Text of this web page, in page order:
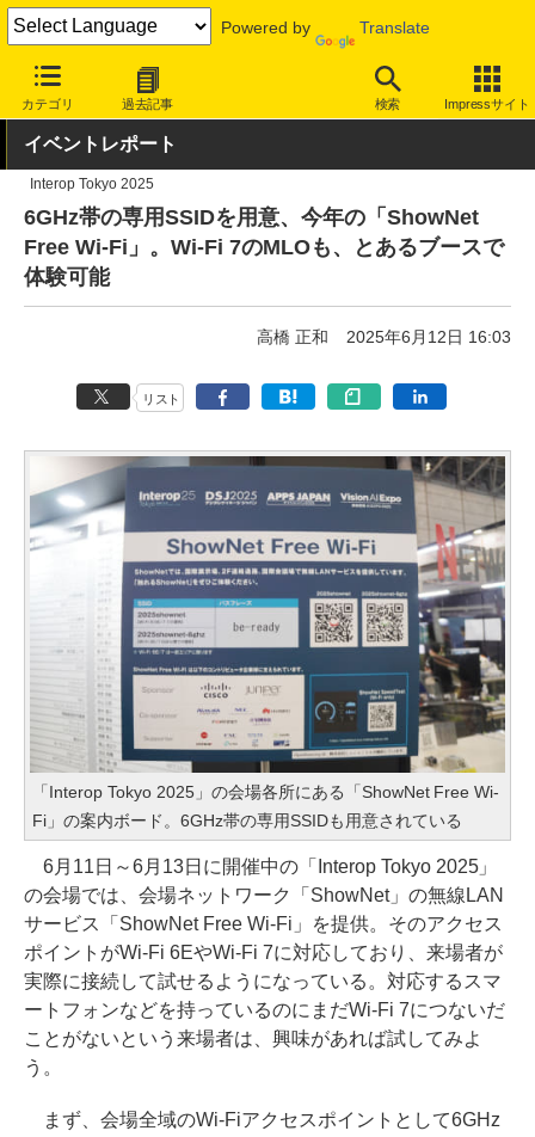
Powered by Translate
カテゴリ 過去記事 検索 Impressサイト
INTERNET Watch イベント Tokyo 2025
イベントレポート
Interop Tokyo 2025
6GHz帯の専用SSIDを用意、今年の「ShowNet
Free Wi-Fi」。Wi-Fi 7のMLOも、とあるブースで
体験可能
高橋 正和 2025年6月12日 16:03
リスト
「Interop Tokyo 2025」の会場各所にある「ShowNet Free Wi-
Fi」の案内ボード。6GHz帯の専用SSIDも用意されている
6月11日～6月13日に開催中の「Interop Tokyo 2025」
の会場では、会場ネットワーク「ShowNet」の無線LAN
サービス「ShowNet Free Wi-Fi」を提供。そのアクセス
ポイントがWi-Fi 6EやWi-Fi 7に対応しており、来場者が
実際に接続して試せるようになっている。対応するスマ
ートフォンなどを持っているのにまだWi-Fi 7につないだ
ことがないという来場者は、興味があれば試してみよ
う。
まず、会場全域のWi-Fiアクセスポイントとして6GHz